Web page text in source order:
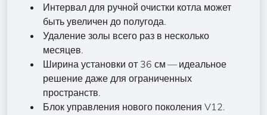
Интервал для ручной очистки котла может
быть увеличен до полугода.
Удаление золы всего раз в несколько
месяцев.
Ширина установки от 36 см — идеальное
решение даже для ограниченных
пространств.
Блок управления нового поколения V12.